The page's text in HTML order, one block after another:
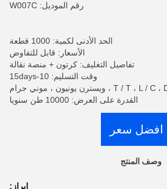
رقم الموديل: W007C
الحد الأدنى لكمية: 1000 قطعة
الأسعار: قابل للتفاوض
تفاصيل التغليف: كرتون + منصة نقالة
وقت التسليم: 10-15days
القدرة على العرض: 10000 طن سنويا
سعر
وصف المنتج
إبراز: